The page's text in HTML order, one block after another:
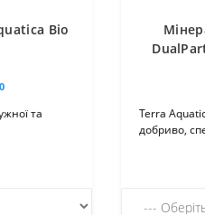
Bio
та
Terra
добриво,